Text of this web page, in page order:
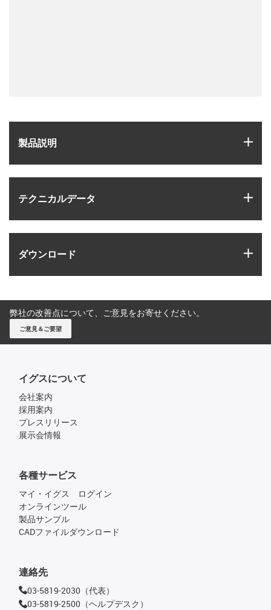
製品説明
テクニカルデータ
ダウンロード
弊社の改善点について、ご意見をお寄せください。
ご意見＆ご要望
イグスについて
会社案内
採用案内
プレスリリース
展示会情報
各種サービス
マイ・イグス ログイン
オンラインツール
製品サンプル
CADファイルダウンロード
連絡先
03-5819-2030（代表）
03-5819-2500（ヘルプデスク）